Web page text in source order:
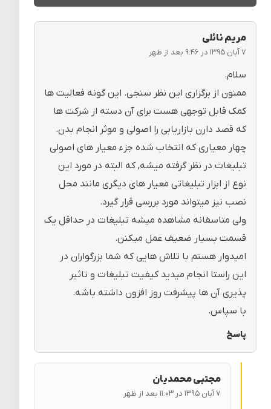
مریم نائلی
۷ آبان ۱۳۹۵ در ۹:۴۶ بعد از ظهر
سلام.
ممنون از برگزاری این نظر سنجی. این گونه فعالیت ها
کمک قابل توجهی هست برای آن دسته از شرکت ها
که قصد دارن بازاریابی را اصولی و موثر انجام بدن.
چهار معیاری که انتخاب شده جزء معیار های اصولی
تبلیغات در نظر گرفته میشه, که البته در مورد این
نوع از ابزار تبلیغاتی معیار های دیگری مانند محل
نصب نیز میتواند مورد بررسی قرار گیرد.
ولی متاسفانه مشاهده میشه تبلیغات در حداقل یک
قسمت بسیار ضعیف عمل میکنن.
امیدوار هستم با تلاش هایی که شما بزرگواران در
این راستا انجام میدید کیفیت تبلیغات و تاثیر
پذیری آن ها پیشرفت روز افزون داشته باشه.
با سپاس.
پاسخ
مجتبی محمدیان
۷ آبان ۱۳۹۵ در ۱۱:۰۳ بعد از ظهر